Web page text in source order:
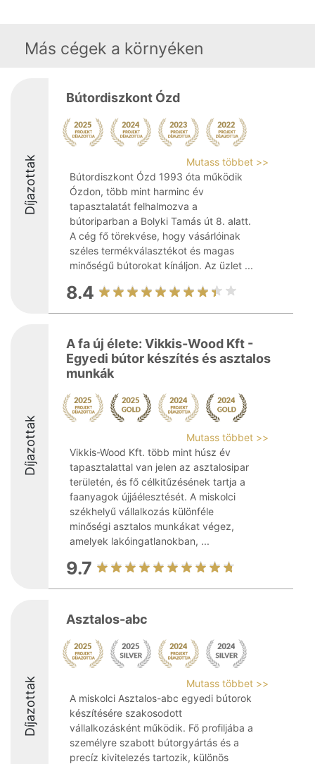
Más cégek a környéken
Díjazottak
Bútordiszkont Ózd
Mutass többet >>
Bútordiszkont Ózd 1993 óta működik
Ózdon, több mint harminc év
tapasztalatát felhalmozva a
bútoriparban a Bolyki Tamás út 8. alatt.
A cég fő törekvése, hogy vásárlóinak
széles termékválasztékot és magas
minőségű bútorokat kínáljon. Az üzlet ...
8.4
Díjazottak
A fa új élete: Vikkis-Wood Kft -
Egyedi bútor készítés és asztalos
munkák
Mutass többet >>
Vikkis-Wood Kft. több mint húsz év
tapasztalattal van jelen az asztalosipar
területén, és fő célkitűzésének tartja a
faanyagok újjáélesztését. A miskolci
székhelyű vállalkozás különféle
minőségi asztalos munkákat végez,
amelyek lakóingatlanokban, ...
9.7
Díjazottak
Asztalos-abc
Mutass többet >>
A miskolci Asztalos-abc egyedi bútorok
készítésére szakosodott
vállalkozásként működik. Fő profiljába a
személyre szabott bútorgyártás és a
precíz kivitelezés tartozik, különös